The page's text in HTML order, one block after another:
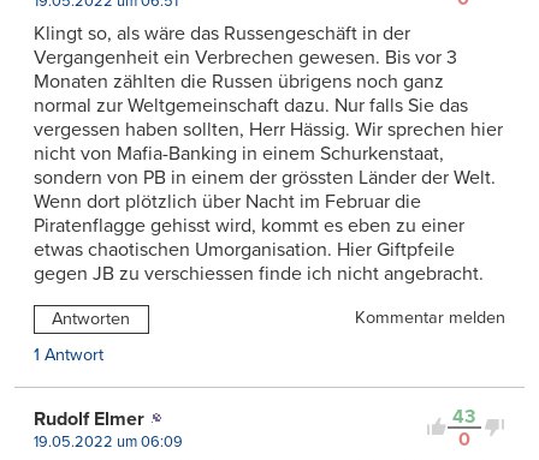
Klingt so, als wäre das Russengeschäft in der
Vergangenheit ein Verbrechen gewesen. Bis vor 3
Monaten zählten die Russen übrigens noch ganz
normal zur Weltgemeinschaft dazu. Nur falls Sie das
vergessen haben sollten, Herr Hässig. Wir sprechen hier
nicht von Mafia-Banking in einem Schurkenstaat,
sondern von PB in einem der grössten Länder der Welt.
Wenn dort plötzlich über Nacht im Februar die
Piratenflagge gehisst wird, kommt es eben zu einer
etwas chaotischen Umorganisation. Hier Giftpfeile
gegen JB zu verschiessen finde ich nicht angebracht.
Antworten
Kommentar melden
1 Antwort
43
0
Rudolf Elmer
19.05.2022 um 06:09